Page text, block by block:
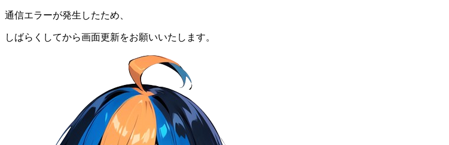
通信エラーが発生したため、
しばらくしてから画面更新をお願いいたします。